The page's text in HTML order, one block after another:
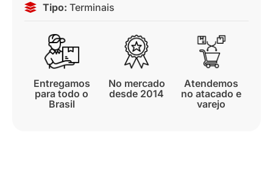
Tipo: Terminais
Entregamos
para todo o
Brasil
No mercado
desde 2014
Atendemos
no atacado e
varejo